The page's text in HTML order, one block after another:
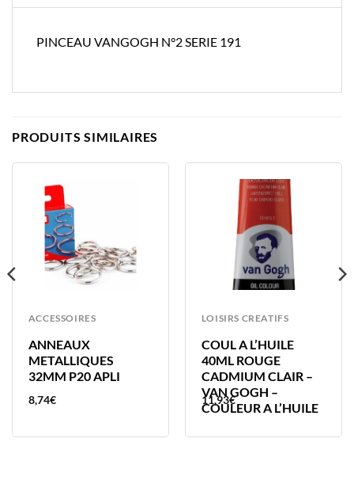
PINCEAU VANGOGH N°2 SERIE 191
PRODUITS SIMILAIRES
ACCESSOIRES
ANNEAUX
METALLIQUES
32MM P20 APLI
8,74€
LOISIRS CREATIFS
COUL A L’HUILE
40ML ROUGE
CADMIUM CLAIR –
VAN GOGH –
COULEUR A L’HUILE
11,93€